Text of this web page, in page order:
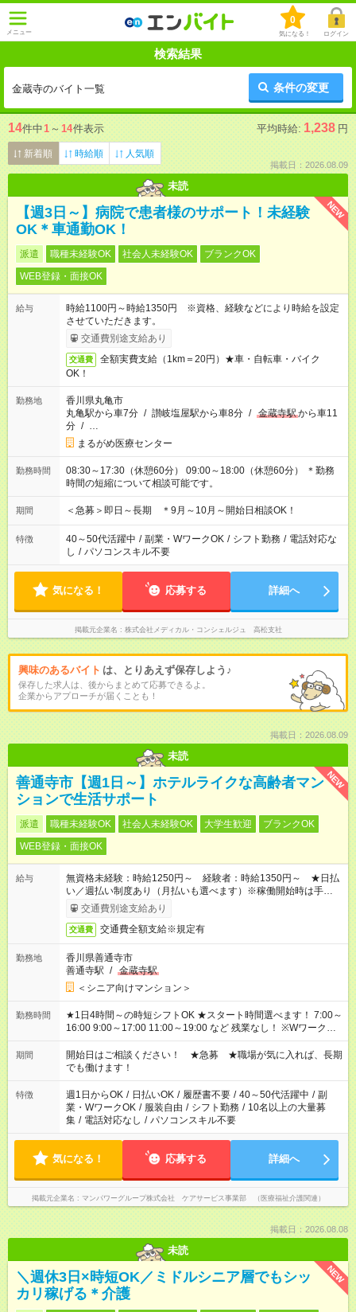
メニュー
0
気になる！ ログイン
検索結果
金蔵寺のバイト一覧 条件の変更
14件中1 ～ 14件表示 平均時給: 1,238 円
新着順 時給順 人気順
掲載日：2026.08.09
未読
NEW
【週3日～】病院で患者様のサポート！未経験
OK＊車通勤OK！
派遣 職種未経験OK 社会人未経験OK
ブランクOK
WEB登録・面接OK
給与
時給1100円～時給1350円 ※資格、経験などにより時給を設定
させていただきます。
交通費別途支給あり
交通費
全額実費支給（1km＝20円）★車・自転車・バイク
OK！
勤務地
香川県丸亀市
丸亀駅から車7分 / 讃岐塩屋駅から車8分 / 金蔵寺駅から車11
分 / …
まるがめ医療センター
勤務時間
08:30～17:30（休憩60分） 09:00～18:00（休憩60分） ＊勤務
時間の短縮について相談可能です。
期間 ＜急募＞即日～長期 ＊9月～10月～開始日相談OK！
特徴 40～50代活躍中 / 副業・WワークOK / シフト勤務 / 電話対応な
し / パソコンスキル不要
気になる！ 応募する 詳細へ
掲載元企業名 株式会社メディカル・コンシェルジュ 高松支社
興味のあるバイト は、とりあえず保存しよう♪
保存した求人は、後からまとめて応募できるよ。
企業からアプローチが届くことも！
掲載日：2026.08.09
未読
NEW
善通寺市【週1日～】ホテルライクな高齢者マン
ションで生活サポート
派遣 職種未経験OK 社会人未経験OK 大学生歓迎
ブランクOK
WEB登録・面接OK
給与
無資格未経験：時給1250円～ 経験者：時給1350円～ ★日払
い／週払い制度あり（月払いも選べます）※稼働開始時は手続き
完了次第のお支払いとなります。
交通費別途支給あり
交通費 交通費全額支給※規定有
勤務地
香川県善通寺市
善通寺駅 / 金蔵寺駅
＜シニア向けマンション＞
勤務時間
★1日4時間～の時短シフトOK ★スタート時間選べます！ 7:00～
16:00 9:00～17:00 11:00～19:00 など 残業なし！ ※Wワークの
場合、他のお仕事と合わせ週40時間超の就業はご案内できませ
ん ※法令に基づき、週20時間以上勤務は社会保険への加入対象
となります ※労働者派遣法（日雇い派遣の原則禁止）により、
短時間・短期間の就業はご案内が難しい場合があります
期間
開始日はご相談ください！ ★急募 ★職場が気に入れば、長期
でも働けます！
特徴 週1日からOK / 日払いOK / 履歴書不要 / 40～50代活躍中 / 副
業・WワークOK / 服装自由 / シフト勤務 / 10名以上の大量募
集 / 電話対応なし / パソコンスキル不要
気になる！ 応募する 詳細へ
掲載元企業名 マンパワーグループ株式会社 ケアサービス事業部 （医療福祉介護関連）
掲載日：2026.08.08
未読
NEW
＼週休3日×時短OK／ミドルシニア層でもシッ
カリ稼げる＊介護